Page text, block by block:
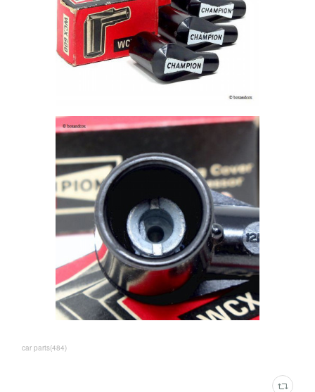
car parts(484)